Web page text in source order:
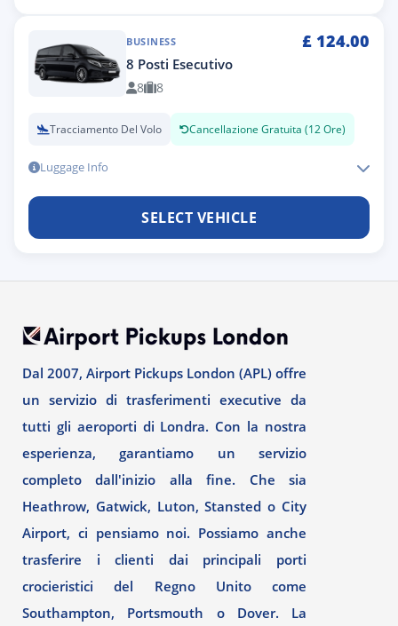
BUSINESS £ 124.00
8 Posti Esecutivo
8 8
Tracciamento Del Volo Cancellazione Gratuita (12 Ore)
Luggage Info
SELECT VEHICLE
Dal 2007, Airport Pickups London (APL) offre
un servizio di trasferimenti executive da
tutti gli aeroporti di Londra. Con la nostra
esperienza, garantiamo un servizio
completo dall'inizio alla fine. Che sia
Heathrow, Gatwick, Luton, Stansted o City
Airport, ci pensiamo noi. Possiamo anche
trasferire i clienti dai principali porti
crocieristici del Regno Unito come
Southampton, Portsmouth o Dover. La